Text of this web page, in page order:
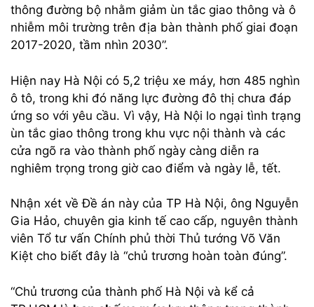
thông đường bộ nhằm giảm ùn tắc giao thông và ô
nhiễm môi trường trên địa bàn thành phố giai đoạn
2017-2020, tầm nhìn 2030”.
Hiện nay Hà Nội có 5,2 triệu xe máy, hơn 485 nghìn
ô tô, trong khi đó năng lực đường đô thị chưa đáp
ứng so với yêu cầu. Vì vậy, Hà Nội lo ngại tình trạng
ùn tắc giao thông trong khu vực nội thành và các
cửa ngõ ra vào thành phố ngày càng diễn ra
nghiêm trọng trong giờ cao điểm và ngày lễ, tết.
Nhận xét về Đề án này của TP Hà Nội, ông Nguyễn
Gia Hảo, chuyên gia kinh tế cao cấp, nguyên thành
viên Tổ tư vấn Chính phủ thời Thủ tướng Võ Văn
Kiệt cho biết đây là “chủ trương hoàn toàn đúng”.
“Chủ trương của thành phố Hà Nội và kể cả